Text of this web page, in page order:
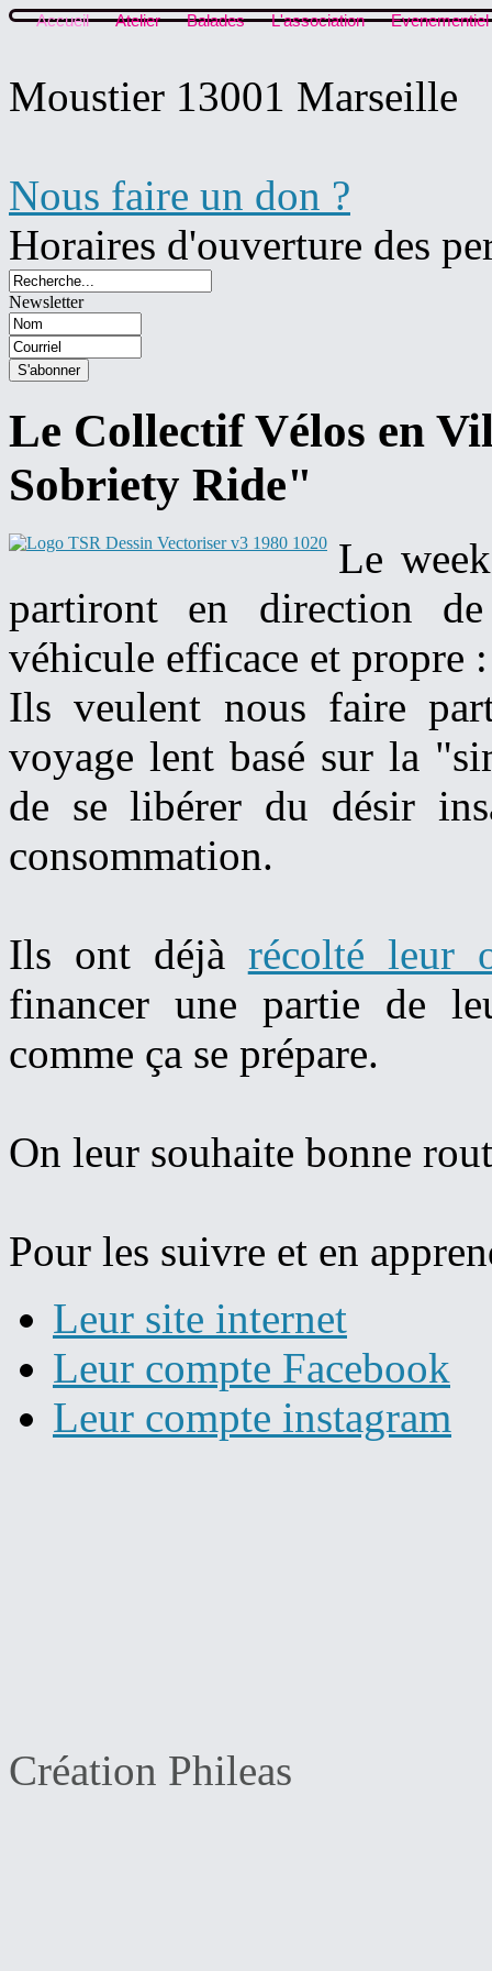
Accueil Atelier Balades L'association Evenementiel
Moustier 13001 Marseille
Nous faire un don ?
Horaires d'ouverture des
Newsletter
Le Collectif Vélos en
Sobriety Ride"
Le
partiront en direction
véhicule efficace et propre
Ils veulent nous faire
voyage lent basé sur la
de se libérer du désir
consommation.
Ils ont déjà récolté leur
financer une partie de
comme ça se prépare.
On leur souhaite bonne
Pour les suivre et en
Leur site internet
Leur compte Facebook
Leur compte instagram
Création Phileas